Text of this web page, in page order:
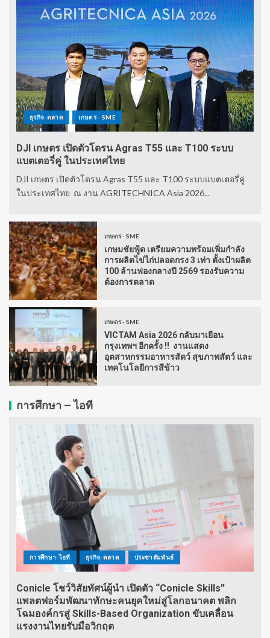
ธุรกิจ-ตลาด เกษตร - SME
DJI เกษตร เปิดตัวโดรน Agras T55 และ T100 ระบบ
แบตเตอรี่คู่ ในประเทศไทย
DJI เกษตร เปิดตัวโดรน Agras T55 และ T100 ระบบแบตเตอรี่คู่
ในประเทศไทย ณ งาน AGRITECHNICA Asia 2026...
เกษตร - SME
เกษมชัยฟู้ด เตรียมความพร้อมเพิ่มกำลัง
การผลิตไข่ไก่ปลอดกรง 3 เท่า ตั้งเป้าผลิต
100 ล้านฟองกลางปี 2569 รองรับความ
ต้องการตลาด
เกษตร - SME
VICTAM Asia 2026 กลับมาเยือน
กรุงเทพฯ อีกครั้ง !! งานแสดง
อุตสาหกรรมอาหารสัตว์ สุขภาพสัตว์ และ
เทคโนโลยีการสีข้าว
การศึกษา – ไอที
การศึกษา-ไอที ธุรกิจ-ตลาด ประชาสัมพันธ์
Conicle โชว์วิสัยทัศน์ผู้นำ เปิดตัว “Conicle Skills”
แพลตฟอร์มพัฒนาทักษะคนยุคใหม่สู่โลกอนาคต พลิก
โฉมองค์กรสู่ Skills-Based Organization ขับเคลื่อน
แรงงานไทยรับมือวิกฤต